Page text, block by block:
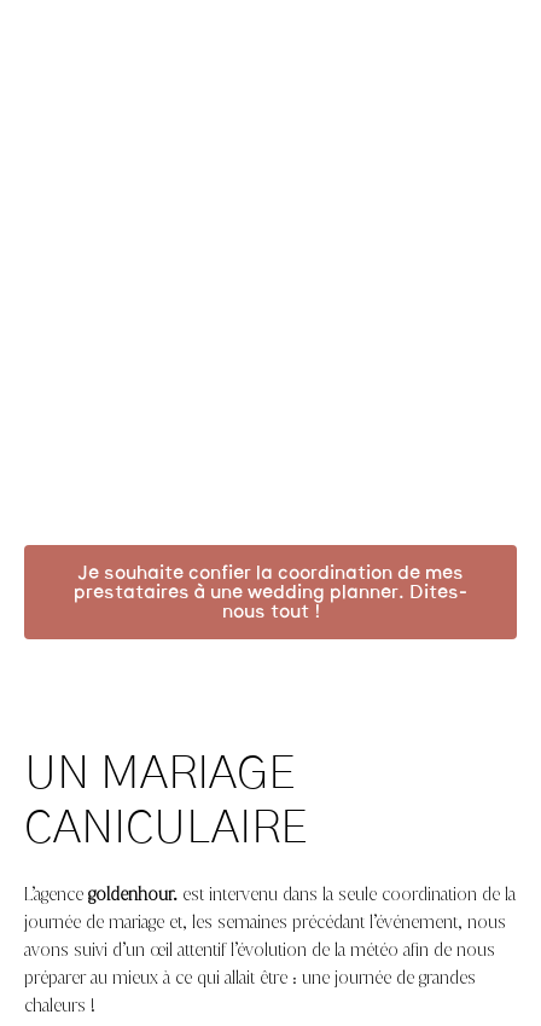
Je souhaite confier la coordination de mes
prestataires à une wedding planner. Dites-
nous tout !
UN MARIAGE
CANICULAIRE
L’agence goldenhour. est intervenu dans la seule coordination de la
journée de mariage et, les semaines précédant l’événement, nous
avons suivi d’un œil attentif l’évolution de la météo afin de nous
préparer au mieux à ce qui allait être : une journée de grandes
chaleurs !